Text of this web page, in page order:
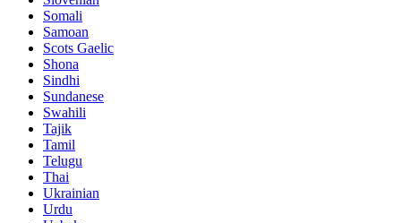
Somali
Samoan
Scots Gaelic
Shona
Sindhi
Sundanese
Swahili
Tajik
Tamil
Telugu
Thai
Ukrainian
Urdu